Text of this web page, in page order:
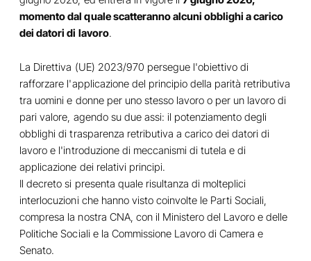
momento dal quale scatteranno alcuni obblighi a carico
dei datori di lavoro.
La Direttiva (UE) 2023/970 persegue l'obiettivo di
rafforzare l'applicazione del principio della parità retributiva
tra uomini e donne per uno stesso lavoro o per un lavoro di
pari valore, agendo su due assi: il potenziamento degli
obblighi di trasparenza retributiva a carico dei datori di
lavoro e l'introduzione di meccanismi di tutela e di
applicazione dei relativi principi.
Il decreto si presenta quale risultanza di molteplici
interlocuzioni che hanno visto coinvolte le Parti Sociali,
compresa la nostra CNA, con il Ministero del Lavoro e delle
Politiche Sociali e la Commissione Lavoro di Camera e
Senato.